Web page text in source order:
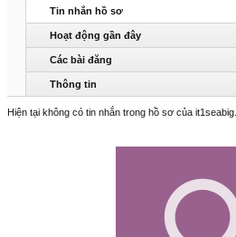
Tin nhắn hồ sơ
Hoạt động gần đây
Các bài đăng
Thông tin
Hiện tại không có tin nhắn trong hồ sơ của it1seabig.